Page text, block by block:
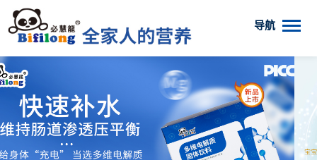
导航